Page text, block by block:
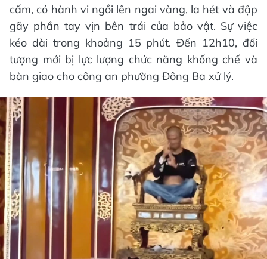
cấm, có hành vi ngồi lên ngai vàng, la hét và đập
gãy phần tay vịn bên trái của bảo vật. Sự việc
kéo dài trong khoảng 15 phút. Đến 12h10, đối
tượng mới bị lực lượng chức năng khống chế và
bàn giao cho công an phường Đông Ba xử lý.